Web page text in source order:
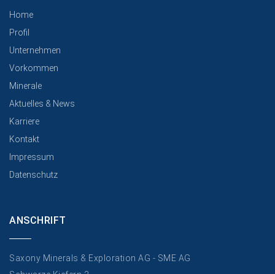
Home
Profil
Unternehmen
Vorkommen
Minerale
Aktuelles & News
Karriere
Kontakt
Impressum
Datenschutz
ANSCHRIFT
Saxony Minerals & Exploration AG - SME AG